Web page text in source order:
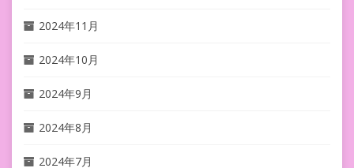
2024年11月
2024年10月
2024年9月
2024年8月
2024年7月